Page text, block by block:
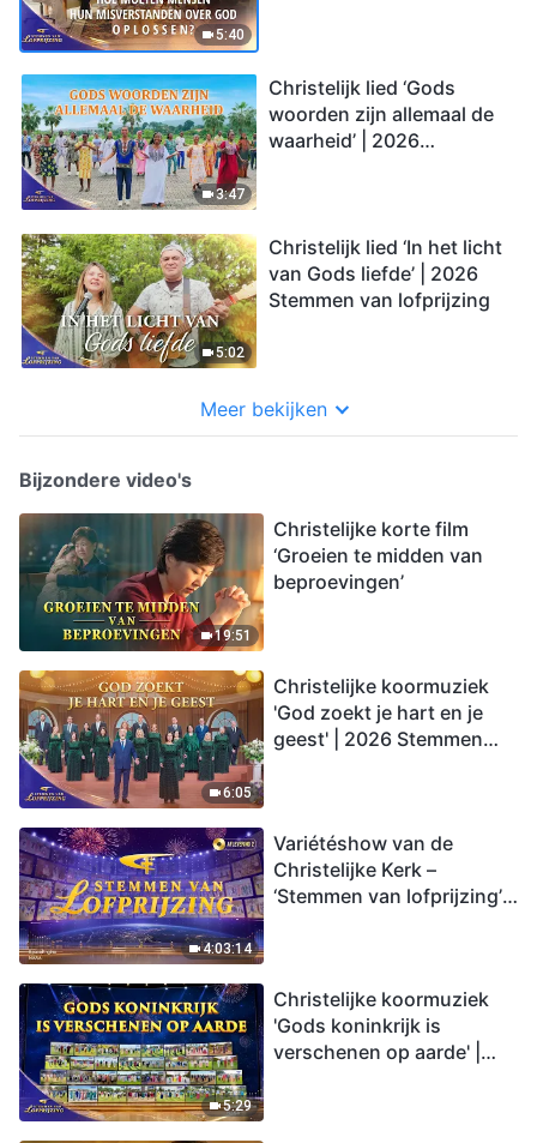
5:40
3:47
Christelijk lied ‘Gods
woorden zijn allemaal de
waarheid’ | 2026
5:02
Christelijk lied ‘In het licht
van Gods liefde’ | 2026
Stemmen van lofprijzing
Meer bekijken
Bijzondere video's
19:51
Christelijke korte film
‘Groeien te midden van
beproevingen’
6:05
Christelijke koormuziek
'God zoekt je hart en je
geest' | 2026 Stemmen
4:03:14
Variétéshow van de
Christelijke Kerk –
‘Stemmen van lofprijzing’,
5:29
Christelijke koormuziek
'Gods koninkrijk is
verschenen op aarde' |